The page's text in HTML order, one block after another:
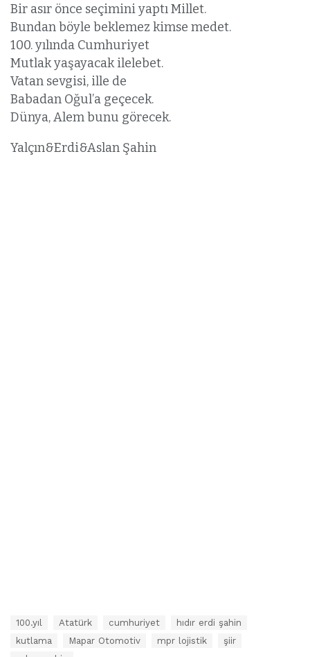
Bir asır önce seçimini yaptı Millet.
Bundan böyle beklemez kimse medet.
100. yılında Cumhuriyet
Mutlak yaşayacak ilelebet.
Vatan sevgisi, ille de
Babadan Oğul’a geçecek.
Dünya, Alem bunu görecek.
Yalçın&Erdi&Aslan Şahin
100.yıl Atatürk cumhuriyet
hıdır erdi şahin
kutlama
Mapar Otomotiv mpr lojistik
şiir